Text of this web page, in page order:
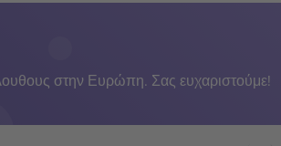
στην Ευρώπη. Σας ευχαριστούμε!